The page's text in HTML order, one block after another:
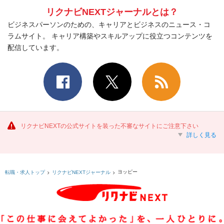
リクナビNEXTジャーナルとは？
ビジネスパーソンのための、キャリアとビジネスのニュース・コ
ラムサイト。 キャリア構築やスキルアップに役立つコンテンツを
配信しています。
リクナビNEXTの公式サイトを装った不審なサイトにご注意下さい
詳しく見る
転職・求人トップ リクナビNEXTジャーナル ヨッピー